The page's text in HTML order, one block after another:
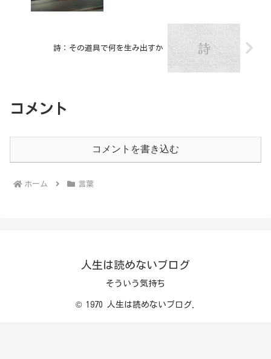
詩：その道具で何を生み出すか
コメント
コメントを書き込む
ホーム 言葉
人生は読めないブログ
そういう気持ち
© 1970 人生は読めないブログ.